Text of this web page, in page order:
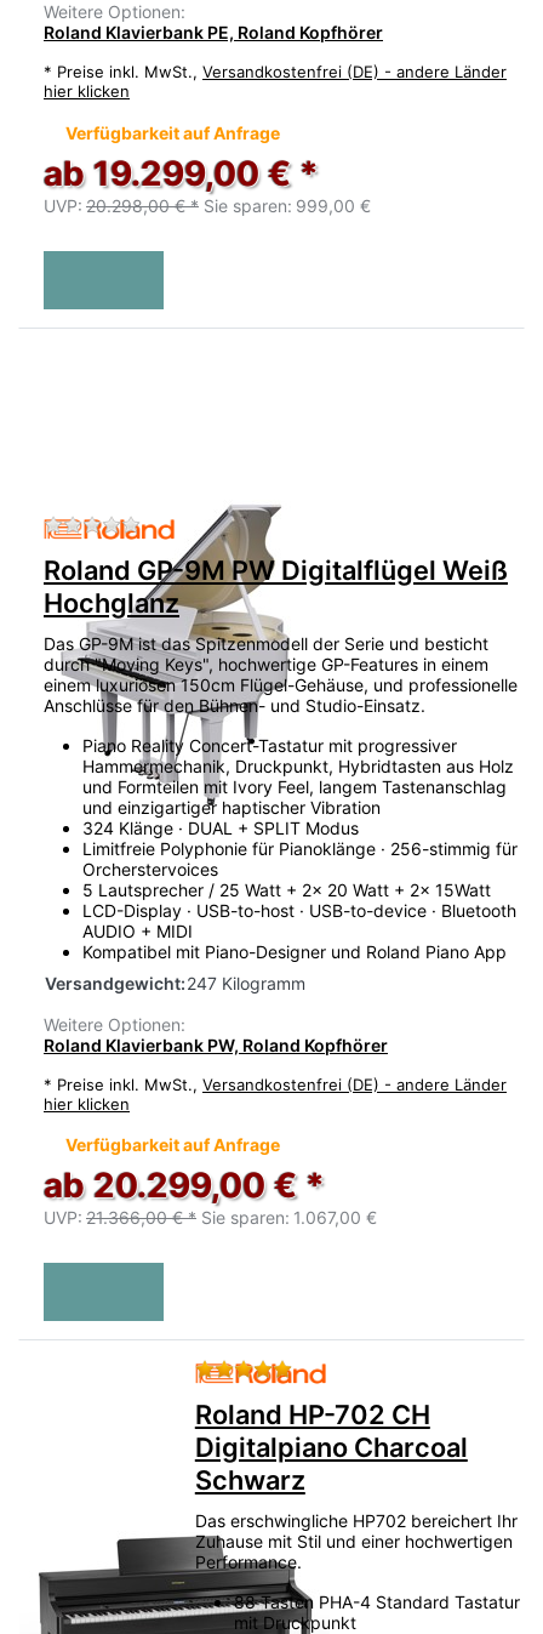
Weitere Optionen:
Roland Klavierbank PE, Roland Kopfhörer
* Preise inkl. MwSt., Versandkostenfrei (DE) - andere Länder
hier klicken
Verfügbarkeit auf Anfrage
ab 19.299,00 € *
UVP: 20.298,00 € * Sie sparen: 999,00 €
Zu diesem Produkt liegen noch keine
Roland GP-9M PW Digitalflügel Weiß
Hochglanz
Das GP-9M ist das Spitzenmodell der Serie und besticht
durch "Moving Keys", hochwertige GP-Features in einem
einem luxuriösen 150cm Flügel-Gehäuse, und professionelle
Anschlüsse für den Bühnen- und Studio-Einsatz.
Piano Reality Concert-Tastatur mit progressiver
Hammermechanik, Druckpunkt, Hybridtasten aus Holz
und Formteilen mit Ivory Feel, langem Tastenanschlag
und einzigartiger haptischer Vibration
324 Klänge · DUAL + SPLIT Modus
Limitfreie Polyphonie für Pianoklänge · 256-stimmig für
Orcherstervoices
5 Lautsprecher / 25 Watt + 2x 20 Watt + 2x 15Watt
LCD-Display · USB-to-host · USB-to-device · Bluetooth
AUDIO + MIDI
Kompatibel mit Piano-Designer und Roland Piano App
Versandgewicht:247 Kilogramm
Weitere Optionen:
Roland Klavierbank PW, Roland Kopfhörer
* Preise inkl. MwSt., Versandkostenfrei (DE) - andere Länder
hier klicken
Verfügbarkeit auf Anfrage
ab 20.299,00 € *
UVP: 21.366,00 € * Sie sparen: 1.067,00 €
Bewertung: 5 von 5
Roland HP-702 CH
Digitalpiano Charcoal
Schwarz
Das erschwingliche HP702 bereichert Ihr
Zuhause mit Stil und einer hochwertigen
Performance.
88 Tasten PHA-4 Standard Tastatur
mit Druckpunkt